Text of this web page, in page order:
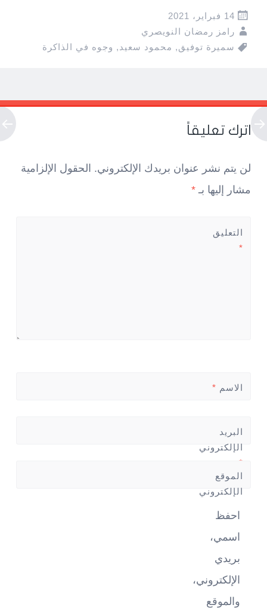
14 فبراير، 2021
رامز رمضان النويصري
سميرة توفيق, محمود سعيد , وجوه في الذاكرة
Post
navigation
←
→
اترك تعليقاً
لن يتم نشر عنوان بريدك الإلكتروني. الحقول الإلزامية
مشار إليها بـ *
التعليق
*
الاسم *
البريد
الإلكتروني
*
الموقع
الإلكتروني
احفظ
اسمي،
بريدي
الإلكتروني،
والموقع